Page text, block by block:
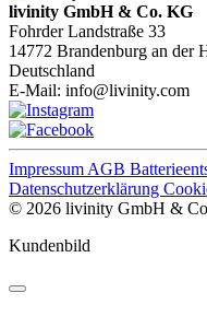
livinity GmbH & Co. KG
Fohrder Landstraße 33
14772 Brandenburg an der
Deutschland
E-Mail: info@livinity.com
Impressum AGB
Datenschutzerklärung
© 2026 livinity GmbH &
Kundenbild